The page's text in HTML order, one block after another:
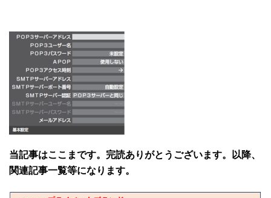
当記事はここまです。完読ありがとうございます。以降、
関連記事一覧等になります。